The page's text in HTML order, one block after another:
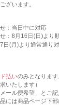
ざいます。
：当日中に対応
：8月16日(日)より
(月)より通常通り
払いのみとなりま
いたします）
ール便希望」とご記
には商品ページ下